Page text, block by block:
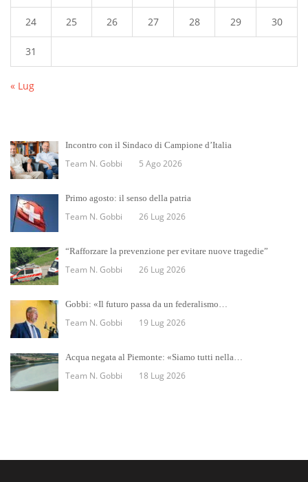
24 25 26 27 28 29 30
31
« Lug
Incontro con il Sindaco di Campione d’Italia
Team N. Gobbi 5 Ago 2026
Primo agosto: il senso della patria
Team N. Gobbi 26 Lug 2026
“Rafforzare la prevenzione per evitare nuove tragedie”
Team N. Gobbi 26 Lug 2026
Gobbi: «Il futuro passa da un federalismo…
Team N. Gobbi 19 Lug 2026
Acqua negata al Piemonte: «Siamo tutti nella…
Team N. Gobbi 18 Lug 2026